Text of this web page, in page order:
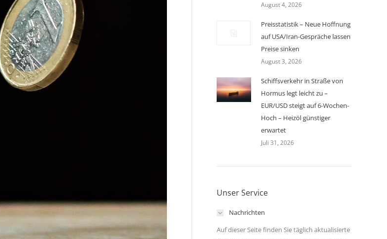
August 4, 2026
Preisstatistik – Neue Hoffnung
auf USA/Iran-Gespräche lassen
Preise sinken
August 3, 2026
Schiffsverkehr in Straße von
Hormus legt leicht zu –
EUR/USD steigt auf 6-Wochen-
Hoch – Heizöl günstiger
erwartet
Juli 31, 2026
Unser Service
Nachrichten
Auf dieser Seite finden Sie täglich aktualisierte